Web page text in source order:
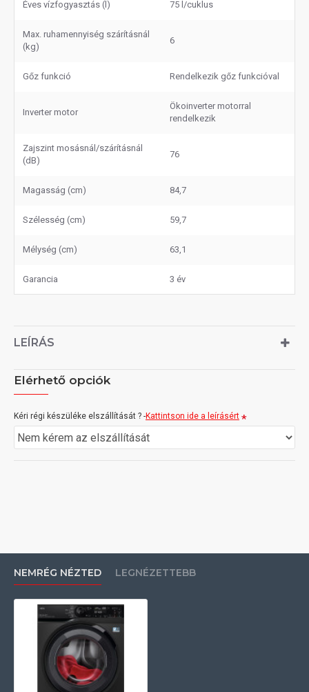
Éves vízfogyasztás (l) 75 l/cuklus
Max. ruhamennyiség szárításnál
(kg)
6
Gőz funkció Rendelkezik gőz funkcióval
Inverter motor
Ökoinverter motorral
rendelkezik
Zajszint mosásnál/szárításnál
(dB)
76
Magasság (cm) 84,7
Szélesség (cm) 59,7
Mélység (cm) 63,1
Garancia 3 év
LEÍRÁS
Elérhető opciók
Kéri régi készüléke elszállítását ? -Kattintson ide a leírásért
NEMRÉG NÉZTED LEGNÉZETTEBB